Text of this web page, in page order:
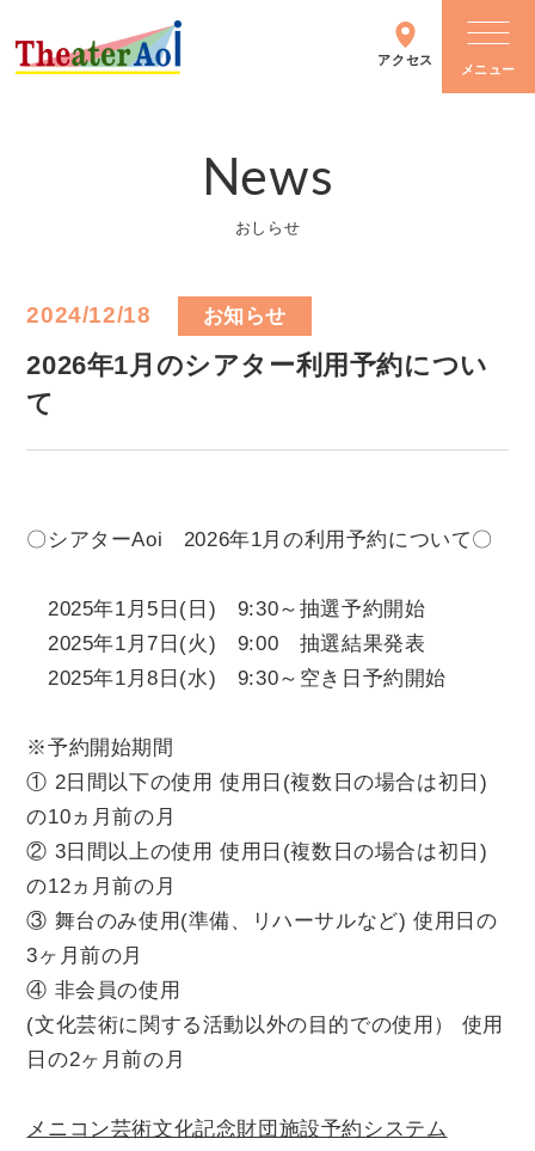
シアターについて
主催イベント
イベントカレンダー
チケット
貸館情報
サポートが必要な方へ
サイトポリシー
アクセス
News
おしらせ
2024/12/18 お知らせ
2026年1月のシアター利用予約につい
て
〇シアターAoi 2026年1月の利用予約について〇
2025年1月5日(日) 9:30～抽選予約開始
2025年1月7日(火) 9:00 抽選結果発表
2025年1月8日(水) 9:30～空き日予約開始
※予約開始期間
① 2日間以下の使用 使用日(複数日の場合は初日)
の10ヵ月前の月
② 3日間以上の使用 使用日(複数日の場合は初日)
の12ヵ月前の月
③ 舞台のみ使用 (準備、リハーサルなど) 使用日の
3ヶ月前の月
④ 非会員の使用
(文化芸術に関する活動以外の目的での使用） 使用
日の2ヶ月前の月
メニコン芸術文化記念財団施設予約システム